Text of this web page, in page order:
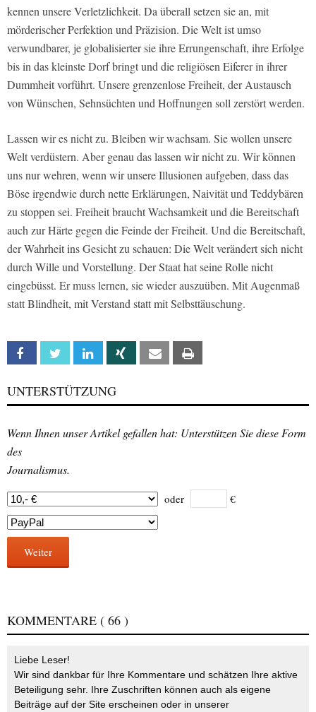
kennen unsere Verletzlichkeit. Da überall setzen sie an, mit
mörderischer Perfektion und Präzision. Die Welt ist umso
verwundbarer, je globalisierter sie ihre Errungenschaft, ihre Erfolge
bis in das kleinste Dorf bringt und die religiösen Eiferer in ihrer
Dummheit vorführt. Unsere grenzenlose Freiheit, der Austausch
von Wünschen, Sehnsüchten und Hoffnungen soll zerstört werden.
Lassen wir es nicht zu. Bleiben wir wachsam. Sie wollen unsere
Welt verdüstern. Aber genau das lassen wir nicht zu. Wir können
uns nur wehren, wenn wir unsere Illusionen aufgeben, dass das
Böse irgendwie durch nette Erklärungen, Naivität und Teddybären
zu stoppen sei. Freiheit braucht Wachsamkeit und die Bereitschaft
auch zur Härte gegen die Feinde der Freiheit. Und die Bereitschaft,
der Wahrheit ins Gesicht zu schauen: Die Welt verändert sich nicht
durch Wille und Vorstellung. Der Staat hat seine Rolle nicht
eingebüsst. Er muss lernen, sie wieder auszuüben. Mit Augenmaß
statt Blindheit, mit Verstand statt mit Selbsttäuschung.
Facebook Twitter Linkedin Xing Email
UNTERSTÜTZUNG
Wenn Ihnen unser Artikel gefallen hat: Unterstützen Sie diese Form
des
Journalismus.
oder €
Weiter
KOMMENTARE ( 66 )
Liebe Leser!
Wir sind dankbar für Ihre Kommentare und schätzen Ihre aktive
Beteiligung sehr. Ihre Zuschriften können auch als eigene
Beiträge auf der Site erscheinen oder in unserer